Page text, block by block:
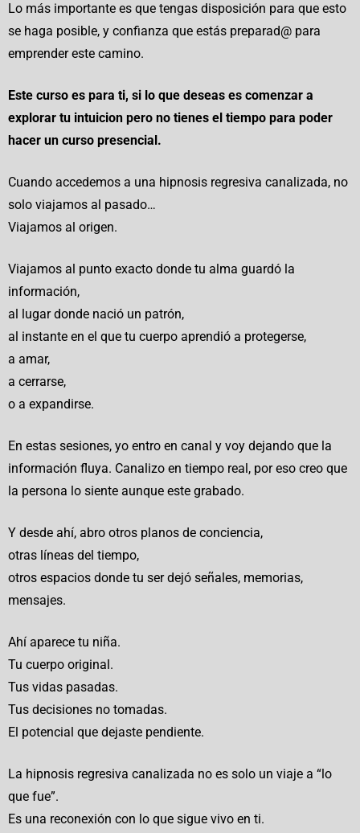
Lo más importante es que tengas disposición para que esto
se haga posible, y confianza que estás preparad@ para
emprender este camino.
Este curso es para ti, si lo que deseas es comenzar a
explorar tu intuicion pero no tienes el tiempo para poder
hacer un curso presencial.
Cuando accedemos a una hipnosis regresiva canalizada, no
solo viajamos al pasado…
Viajamos al origen.
Viajamos al punto exacto donde tu alma guardó la
información,
al lugar donde nació un patrón,
al instante en el que tu cuerpo aprendió a protegerse,
a amar,
a cerrarse,
o a expandirse.
En estas sesiones, yo entro en canal y voy dejando que la
información fluya. Canalizo en tiempo real, por eso creo que
la persona lo siente aunque este grabado.
Y desde ahí, abro otros planos de conciencia,
otras líneas del tiempo,
otros espacios donde tu ser dejó señales, memorias,
mensajes.
Ahí aparece tu niña.
Tu cuerpo original.
Tus vidas pasadas.
Tus decisiones no tomadas.
El potencial que dejaste pendiente.
La hipnosis regresiva canalizada no es solo un viaje a “lo
que fue”.
Es una reconexión con lo que sigue vivo en ti.